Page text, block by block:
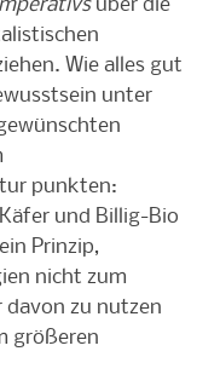
über die
Wie alles gut
unter
punkten:
und Billig-Bio
Prinzip,
nicht zum
davon zu nutzen
größeren